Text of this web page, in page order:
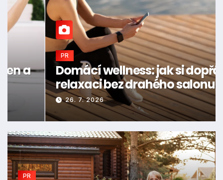
Přátelství v dospělosti: jak si
udržet blízké lidi
27. 7. 2026
PR